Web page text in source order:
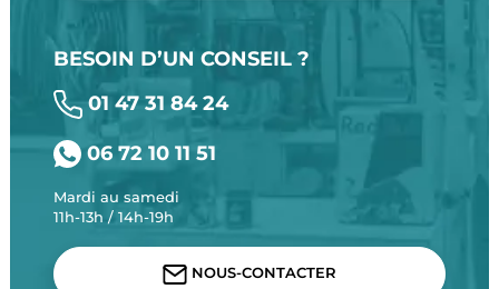
BESOIN D’UN CONSEIL ?
01 47 31 84 24
06 72 10 11 51
Mardi au samedi
11h-13h / 14h-19h
NOUS-CONTACTER